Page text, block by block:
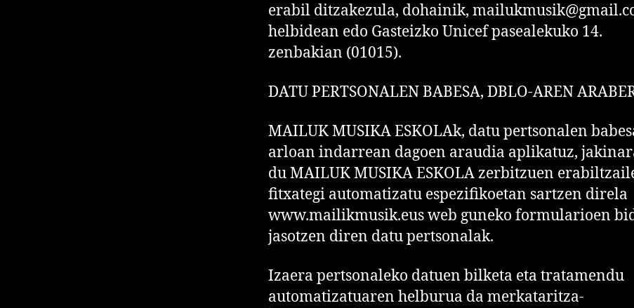
erabil ditzakezula, dohainik,
helbidean edo Gasteizko Unicef pasealekuko 14.
zenbakian (01015).
DATU PERTSONALEN BABESA, DBLO-AREN
MAILUK MUSIKA ESKOLAk, datu pertsonalen
arloan indarrean dagoen araudia aplikatuz,
du MAILUK MUSIKA ESKOLA zerbitzuen
fitxategi automatizatu espezifikoetan sartzen direla
www.mailikmusik.eus web guneko formularioen
jasotzen diren datu pertsonalak.
Izaera pertsonaleko datuen bilketa eta tratamendu
automatizatuaren helburua da merkataritza-